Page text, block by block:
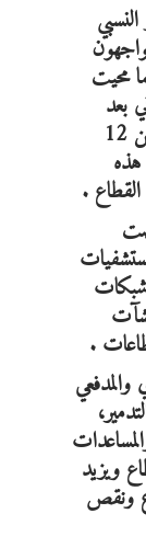
محيت
بعد
استشهاد جميع أفرادها، فيما لم يتبق من أكثر من 12
القطاع .
شبكات
.
ويزيد
ونقص